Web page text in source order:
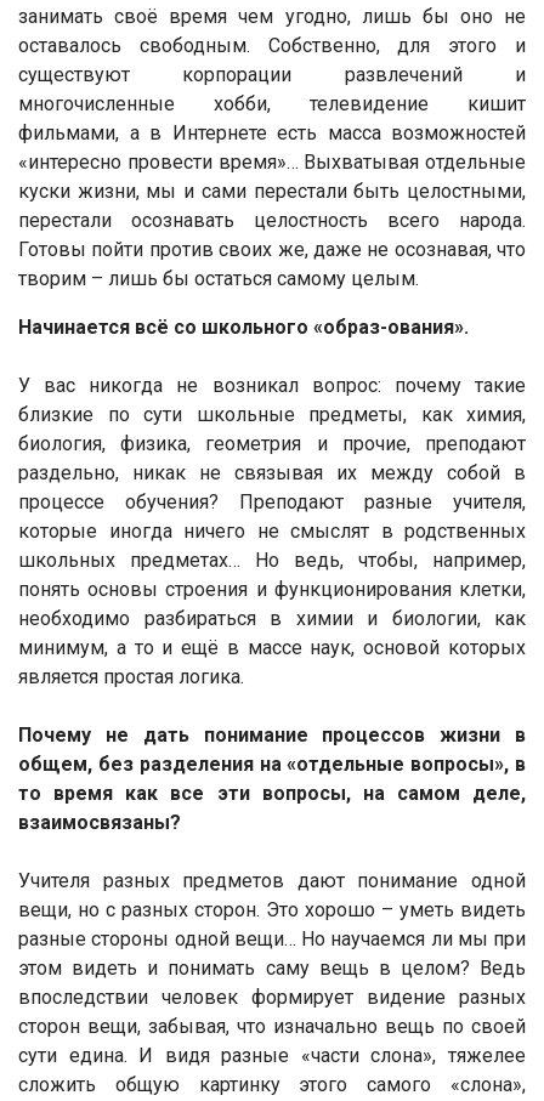
занимать своё время чем угодно, лишь бы оно не
оставалось свободным. Собственно, для этого и
существуют корпорации развлечений и
многочисленные хобби, телевидение кишит
фильмами, а в Интернете есть масса возможностей
«интересно провести время»… Выхватывая отдельные
куски жизни, мы и сами перестали быть целостными,
перестали осознавать целостность всего народа.
Готовы пойти против своих же, даже не осознавая, что
творим – лишь бы остаться самому целым.
Начинается всё со школьного «образ-ования».
У вас никогда не возникал вопрос: почему такие
близкие по сути школьные предметы, как химия,
биология, физика, геометрия и прочие, преподают
раздельно, никак не связывая их между собой в
процессе обучения? Преподают разные учителя,
которые иногда ничего не смыслят в родственных
школьных предметах… Но ведь, чтобы, например,
понять основы строения и функционирования клетки,
необходимо разбираться в химии и биологии, как
минимум, а то и ещё в массе наук, основой которых
является простая логика.
Почему не дать понимание процессов жизни в
общем, без разделения на «отдельные вопросы», в
то время как все эти вопросы, на самом деле,
взаимосвязаны?
Учителя разных предметов дают понимание одной
вещи, но с разных сторон. Это хорошо – уметь видеть
разные стороны одной вещи… Но научаемся ли мы при
этом видеть и понимать саму вещь в целом? Ведь
впоследствии человек формирует видение разных
сторон вещи, забывая, что изначально вещь по своей
сути едина. И видя разные «части слона», тяжелее
сложить общую картинку этого самого «слона»,